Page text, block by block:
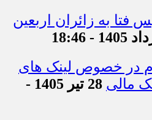
پلیس فتا به زائران اربعین
در خصوص لینک های
مالی
28 تیر 1405 -